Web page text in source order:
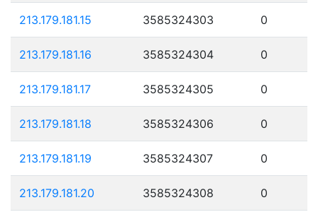
213.179.181.15 3585324303 0
213.179.181.16 3585324304 0
213.179.181.17 3585324305 0
213.179.181.18 3585324306 0
213.179.181.19 3585324307 0
213.179.181.20 3585324308 0